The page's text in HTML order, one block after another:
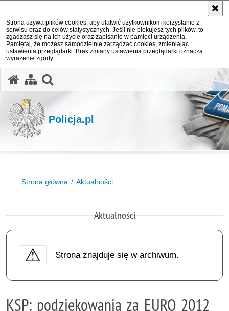
Strona używa plików cookies, aby ułatwić użytkownikom korzystanie z
serwisu oraz do celów statystycznych. Jeśli nie blokujesz tych plików, to
zgadzasz się na ich użycie oraz zapisanie w pamięci urządzenia.
Pamiętaj, że możesz samodzielnie zarządzać cookies, zmieniając
ustawienia przeglądarki. Brak zmiany ustawienia przeglądarki oznacza
wyrażenie zgody.
Policja.pl
Strona główna Aktualności
Aktualności
Strona znajduje się w archiwum.
KSP: podziękowania za EURO 2012